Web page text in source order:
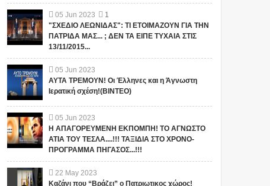
05 Jun 2023
1
"ΣΧΕΔΙΟ ΛΕΩΝΙΔΑΣ": ΤΙ ΕΤΟΙΜΑΖΟΥΝ ΓΙΑ ΤΗΝ
ΠΑΤΡΙΔΑ ΜΑΣ... ; ΔΕΝ ΤΑ ΕΙΠΕ ΤΥΧΑΙΑ ΣΤΙΣ
13/11/2015...
05 Jun 2023
ΑΥΤΑ ΤΡΕΜΟΥΝ! Οι Έλληνες και η Άγνωστη
Ιερατική σχέση!(ΒΙΝΤΕΟ)
05 Jun 2023
Η ΑΠΑΓΟΡΕΥΜΕΝΗ ΕΚΠΟΜΠΗ! ΤΟ ΑΓΝΩΣΤΟ
ΑΤΙΑ ΤΟΥ ΤΕΣΛΑ....!!! ΤΑΞΙΔΙΑ ΣΤΟ ΧΡΟΝΟ-
ΠΡΟΓΡΑΜΜΑ ΠΗΓΑΣΟΣ...!!!
22 May 2023
Καζάνι που “Βράζει” ο Πατριωτικος χώρος!